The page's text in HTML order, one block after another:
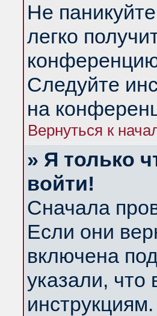
Не
легко
Следуйте
на
Вернуться к
» Я только
войти!
Сначала
Если они
включена
указали,